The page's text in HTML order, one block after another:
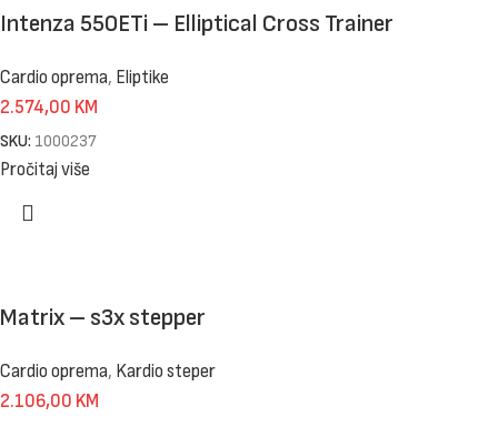
Intenza 550ETi – Elliptical Cross Trainer
Cardio oprema, Eliptike
2.574,00 KM
SKU: 1000237
Pročitaj više
Matrix – s3x stepper
Cardio oprema, Kardio steper
2.106,00 KM